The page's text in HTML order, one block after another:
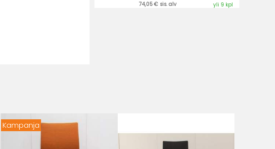
74,05 € sis. alv yli 9 kpl
Kampanja